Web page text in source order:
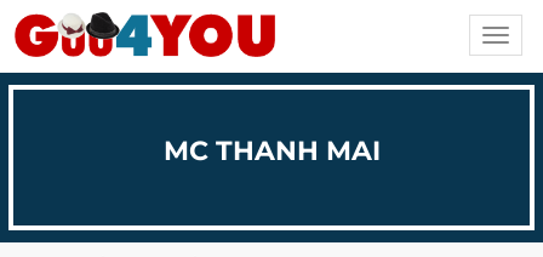
MC THANH MAI